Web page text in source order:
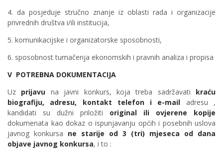
4. da posjeduje stručno znanje iz oblasti rada i organizacije
privrednih društva i/ili institucija,
5. komunikacijske i organizatorske sposobnosti,
6. sposobnost tumačenja ekonomskih i pravnih analiza i propisa
V POTREBNA DOKUMENTACIJA
Uz prijavu na javni konkurs, koja treba sadržavati kraću
biografiju, adresu, kontakt telefon i e-mail adresu ,
kandidati su dužni priložiti original ili ovjerene kopije
dokumenata kao dokaz o ispunjavanju općih i posebnih uslova
javnog konkursa ne starije od 3 (tri) mjeseca od dana
objave javnog konkursa, i to :